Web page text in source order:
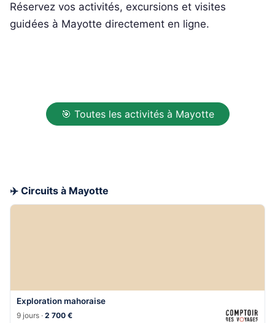
Réservez vos activités, excursions et visites
guidées à Mayotte directement en ligne.
🎯 Toutes les activités à Mayotte
✈️ Circuits à Mayotte
Exploration mahoraise
9 jours ·2 700 €